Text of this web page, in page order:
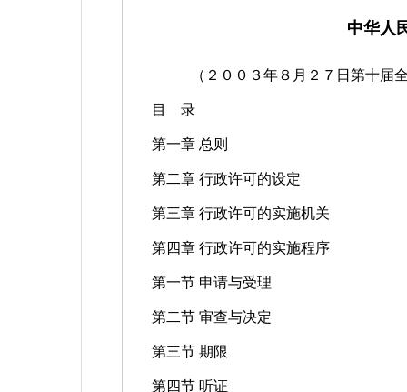
中华人
（２００３年８月２７日第十届
目 录
第一章 总则
第二章 行政许可的设定
第三章 行政许可的实施机关
第四章 行政许可的实施程序
第一节 申请与受理
第二节 审查与决定
第三节 期限
第四节 听证